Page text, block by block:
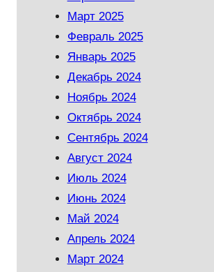
Март 2025
Февраль 2025
Январь 2025
Декабрь 2024
Ноябрь 2024
Октябрь 2024
Сентябрь 2024
Август 2024
Июль 2024
Июнь 2024
Май 2024
Апрель 2024
Март 2024